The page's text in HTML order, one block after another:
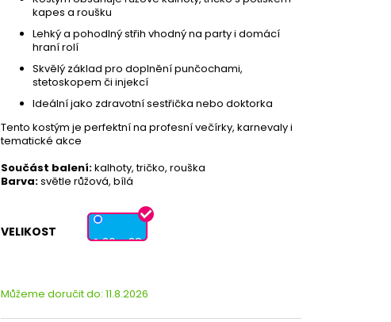
kapes a roušku
Lehký a pohodlný střih vhodný na party i domácí
hraní rolí
Skvělý základ pro doplnění punčochami,
stetoskopem či injekcí
Ideální jako zdravotní sestřička nebo doktorka
Tento kostým je perfektní na profesní večírky, karnevaly i
tematické akce
Součást balení:kalhoty, tričko, rouška
Barva:světle růžová, bílá
VELIKOST
S 36 - 38
Můžeme doručit do: 11.8.2026